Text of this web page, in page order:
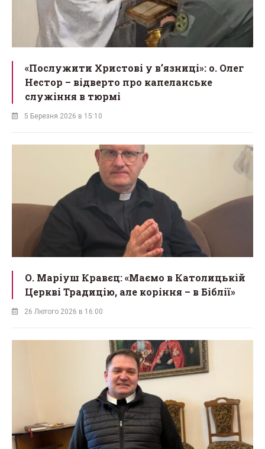
«Послужити Христові у вʼязниці»: о. Олег
Нестор – відверто про капеланське
служіння в тюрмі
5 Березня 2026 в 15:10
О. Маріуш Кравєц: «Маємо в Католицькій
Церкві Традицію, але коріння – в Біблії»
26 Лютого 2026 в 16:00